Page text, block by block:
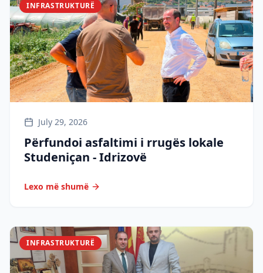
INFRASTRUKTURË
July 29, 2026
Përfundoi asfaltimi i rrugës lokale
Studeniçan - Idrizovë
Lexo më shumë
INFRASTRUKTURË